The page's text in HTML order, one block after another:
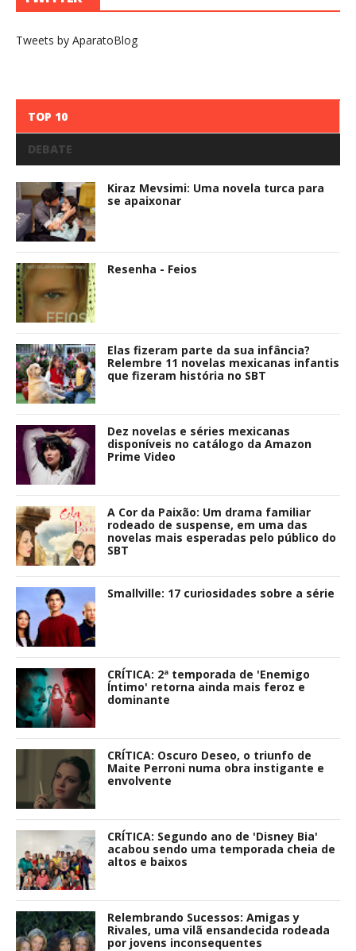
Tweets by AparatoBlog
TOP 10
DEBATE
Kiraz Mevsimi: Uma novela turca para
se apaixonar
Resenha - Feios
Elas fizeram parte da sua infância?
Relembre 11 novelas mexicanas infantis
que fizeram história no SBT
Dez novelas e séries mexicanas
disponíveis no catálogo da Amazon
Prime Video
A Cor da Paixão: Um drama familiar
rodeado de suspense, em uma das
novelas mais esperadas pelo público do
SBT
Smallville: 17 curiosidades sobre a série
CRÍTICA: 2ª temporada de 'Enemigo
Íntimo' retorna ainda mais feroz e
dominante
CRÍTICA: Oscuro Deseo, o triunfo de
Maite Perroni numa obra instigante e
envolvente
CRÍTICA: Segundo ano de 'Disney Bia'
acabou sendo uma temporada cheia de
altos e baixos
Relembrando Sucessos: Amigas y
Rivales, uma vilã ensandecida rodeada
por jovens inconsequentes